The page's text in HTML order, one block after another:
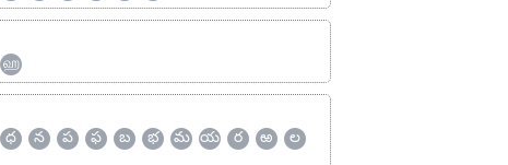
ஹ
ధ న ప ఫ బ భ మ య ర ఱ
ల